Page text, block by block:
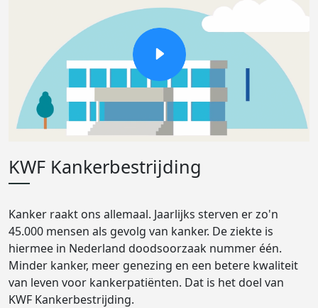
KWF Kankerbestrijding
Kanker raakt ons allemaal. Jaarlijks sterven er zo'n
45.000 mensen als gevolg van kanker. De ziekte is
hiermee in Nederland doodsoorzaak nummer één.
Minder kanker, meer genezing en een betere kwaliteit
van leven voor kankerpatiënten. Dat is het doel van
KWF Kankerbestrijding.